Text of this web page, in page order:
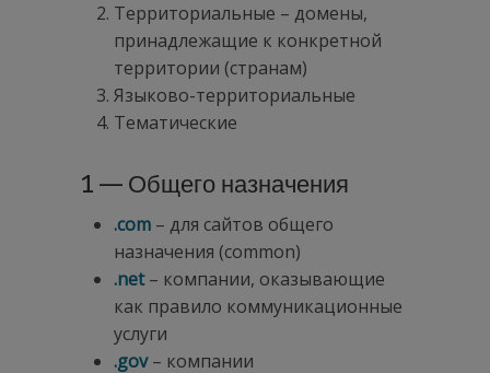
Территориальные – домены,
принадлежащие к конкретной
территории (странам)
Языково-территориальные
Тематические
1 — Общего назначения
.com – для сайтов общего
назначения (common)
.net– компании, оказывающие
как правило коммуникационные
услуги
.gov– компании